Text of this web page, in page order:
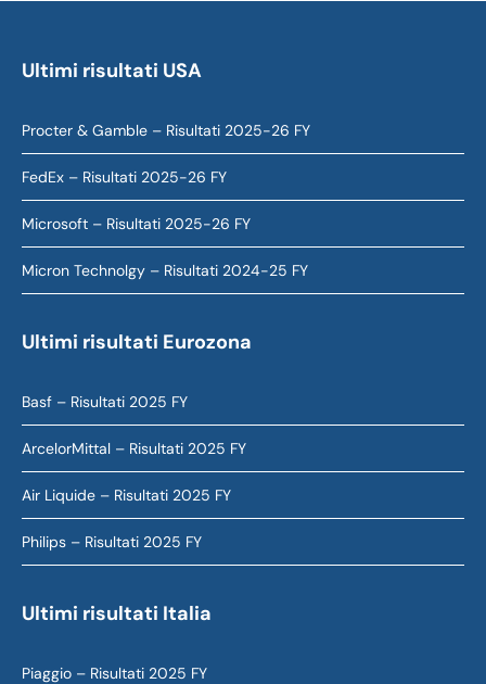
Ultimi risultati USA
Procter & Gamble – Risultati 2025-26 FY
FedEx – Risultati 2025-26 FY
Microsoft – Risultati 2025-26 FY
Micron Technolgy – Risultati 2024-25 FY
Ultimi risultati Eurozona
Basf – Risultati 2025 FY
ArcelorMittal – Risultati 2025 FY
Air Liquide – Risultati 2025 FY
Philips – Risultati 2025 FY
Ultimi risultati Italia
Piaggio – Risultati 2025 FY